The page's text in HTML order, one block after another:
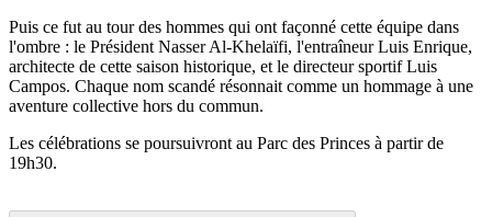
Puis ce fut au tour des hommes qui ont façonné cette équipe dans
l'ombre : le Président Nasser Al-Khelaïfi, l'entraîneur Luis Enrique,
architecte de cette saison historique, et le directeur sportif Luis
Campos. Chaque nom scandé résonnait comme un hommage à une
aventure collective hors du commun.
Les célébrations se poursuivront au Parc des Princes à partir de
19h30.